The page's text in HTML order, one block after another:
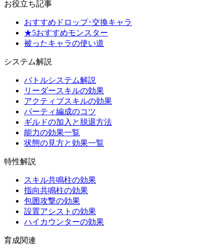
お役立ち記事
おすすめドロップ･交換キャラ
★5おすすめモンスター
被ったキャラの使い道
システム解説
バトルシステム解説
リーダースキルの効果
アクティブスキルの効果
パーティ編成のコツ
ギルドの加入と脱退方法
能力の効果一覧
状態の見方と効果一覧
特性解説
スキル共鳴柱の効果
指向共鳴柱の効果
包囲攻撃の効果
設置アシストの効果
ハイカウンターの効果
育成関連